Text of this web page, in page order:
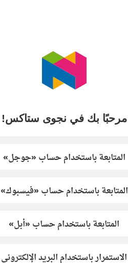
مرحبًا بك في نجوى ستاكس!
المتابعة باستخدام حساب «جوجل»
المتابعة باستخدام حساب «فيسبوك»
المتابعة باستخدام حساب «أبل»
الاستمرار باستخدام البريد الإلكتروني